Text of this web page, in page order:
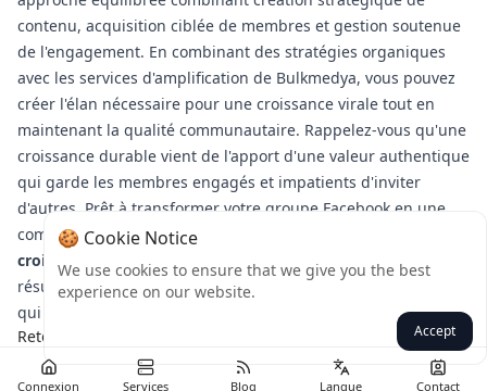
Connexion Services Blog Langue Contact
contenu, acquisition ciblée de membres et gestion soutenue
de l'engagement. En combinant des stratégies organiques
avec les services d'amplification de Bulkmedya, vous pouvez
créer l'élan nécessaire pour une croissance virale tout en
maintenant la qualité communautaire. Rappelez-vous qu'une
croissance durable vient de l'apport d'une valeur authentique
qui garde les membres engagés et impatients d'inviter
d'autres. Prêt à transformer votre groupe Facebook en une
communauté florissante ?
croissance complètes de Bulkmedya
pour accélérer vos
résultats tout en maintenant un engagement authentique
qui assure un succès à long terme.
Retour
🍪 Cookie Notice
We use cookies to ensure that we give you the best
experience on our website.
Accept